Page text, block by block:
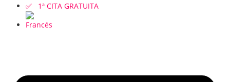
✅ 1ª CITA GRATUITA